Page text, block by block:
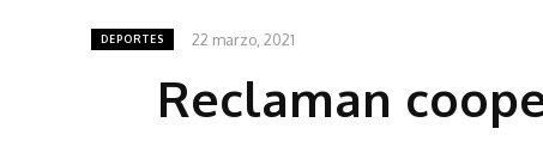
DEPORTES 22 marzo, 2021
Reclaman